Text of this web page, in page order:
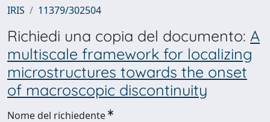
IRIS 11379/302504
Richiedi una copia del documento: A
multiscale framework for localizing
microstructures towards the onset
of macroscopic discontinuity
Nome del richiedente